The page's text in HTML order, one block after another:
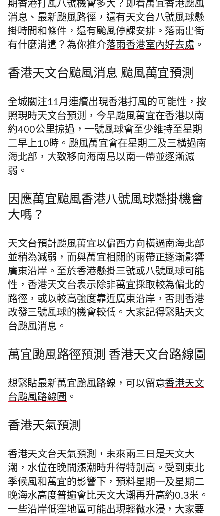
期香港打風八號機會多大？即看萬宜香港颱風
消息、最新颱風路徑，還有天文台八號風球懸
掛時間和條件，還有颱風停課安排。落雨出街
有什麼消遣？為你推介落雨香港室內好去處 。
香港天文台颱風消息 颱風萬宜預測
全城關注11月連續出現香港打風的可能性，按
照現時天文台預測，今早颱風萬宜在香港以南
約400公里掠過，一號風球會至少維持至星期
二早上10時。颱風萬宜會在星期二及三橫過南
海北部，大致移向海南島以南一帶並逐漸減
弱。
因應萬宜颱風香港八號風球懸掛機會
大嗎？
天文台預計颱風萬宜以偏西方向橫過南海北部
並稍為減弱，而與萬宜相關的雨帶正逐漸影響
廣東沿岸。至於香港懸掛三號或八號風球可能
性，香港天文台表示除非萬宜採取較為偏北的
路徑，或以較高強度靠近廣東沿岸，否則香港
改發三號風球的機會較低。 大家記得緊貼天文
台颱風消息。
萬宜颱風路徑預測 香港天文台路線圖
想緊貼最新萬宜颱風路線，可以留意香港天文
台颱風路線圖 。
香港天氣預測
香港天文台天氣預測，未來兩三日是天文大
潮，水位在晚間漲潮時升得特別高。受到東北
季候風和萬宜的影響下，預料星期一及星期二
晚海水高度普遍會比天文大潮再升高約0.3米。
一些沿岸低窪地區可能出現輕微水浸，大家要